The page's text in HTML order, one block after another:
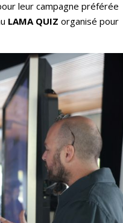
leur campagne préférée
LAMA QUIZ organisé pour